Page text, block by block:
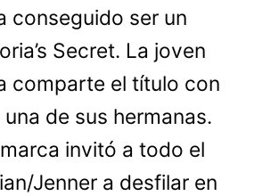
conseguido ser un
Secret. La joven
comparte el título con
de sus hermanas.
invitó a todo el
Jenner a desfilar en